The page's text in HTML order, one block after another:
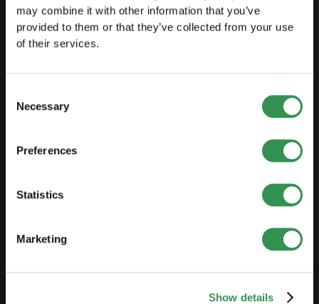
may combine it with other information that you’ve
provided to them or that they’ve collected from your use
of their services.
Selection
Necessary
Preferences
Statistics
Marketing
Show details
PREPARARSI
Guida al lavoro indipendente
Creare un business plan
Panoramica forme giuridiche
Blog